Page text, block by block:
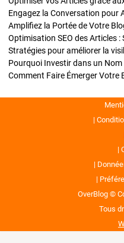
Engagez la Conversation pour
Amplifiez la Portée de Votre
OverBlog ©
Tous